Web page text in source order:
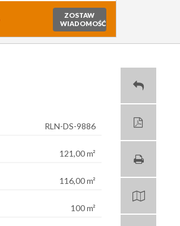
ZOSTAW
WIADOMOŚĆ
RLN-DS-9886
121,00 m²
116,00 m²
100 m²